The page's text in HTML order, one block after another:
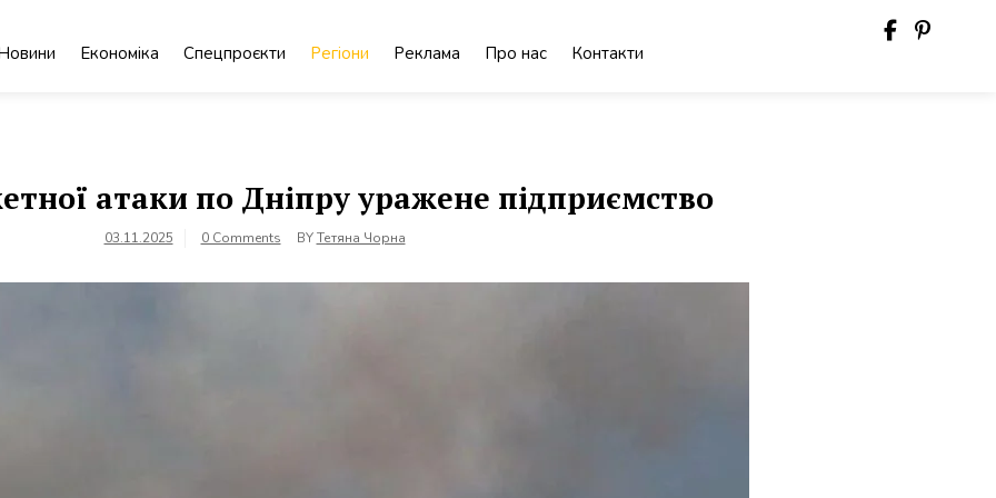
Економіка Спецпроєкти Регіони Реклама Про нас Контакти
атаки по Дніпру уражене підприємство
03.11.2025 0 Comments BYТетяна Чорна